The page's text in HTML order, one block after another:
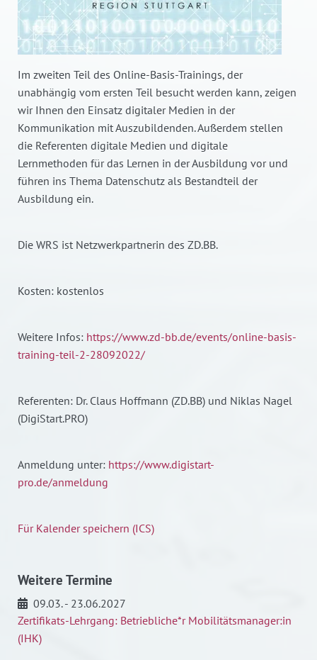
Im zweiten Teil des Online-Basis-Trainings, der
unabhängig vom ersten Teil besucht werden kann, zeigen
wir Ihnen den Einsatz digitaler Medien in der
Kommunikation mit Auszubildenden. Außerdem stellen
die Referenten digitale Medien und digitale
Lernmethoden für das Lernen in der Ausbildung vor und
führen ins Thema Datenschutz als Bestandteil der
Ausbildung ein.
Die WRS ist Netzwerkpartnerin des ZD.BB.
Kosten: kostenlos
Weitere Infos: https://www.zd-bb.de/events/online-basis-
training-teil-2-28092022/
Referenten: Dr. Claus Hoffmann (ZD.BB) und Niklas Nagel
(DigiStart.PRO)
Anmeldung unter: https://www.digistart-
pro.de/anmeldung
Für Kalender speichern (ICS)
Weitere Termine
09.03. - 23.06.2027
Zertifikats-Lehrgang: Betriebliche*r Mobilitätsmanager:in
(IHK)